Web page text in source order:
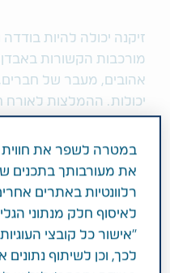
זיקנה יכולה להיות
מורכבות הקשורות
אהובים, מעבר של
יכולות. ההמלצות לאורח
אך הכנסתן לשגרה לא
לא פעם קשה יותר לצאת
שהיו אהובות. לעיתים
תחושות שליליות, כמו:
בעלי חיים הם לא פעם
במטרה לשפר את חווית
את מעורבותך בתכנים
רלוונטיות באתרים
לאיסוף חלק מנתוני
"אישור כל קובצי
לכך, וכן לשיתוף